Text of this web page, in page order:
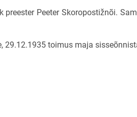
Peeter Skoropostižnõi.
29.12.1935 toimus maja